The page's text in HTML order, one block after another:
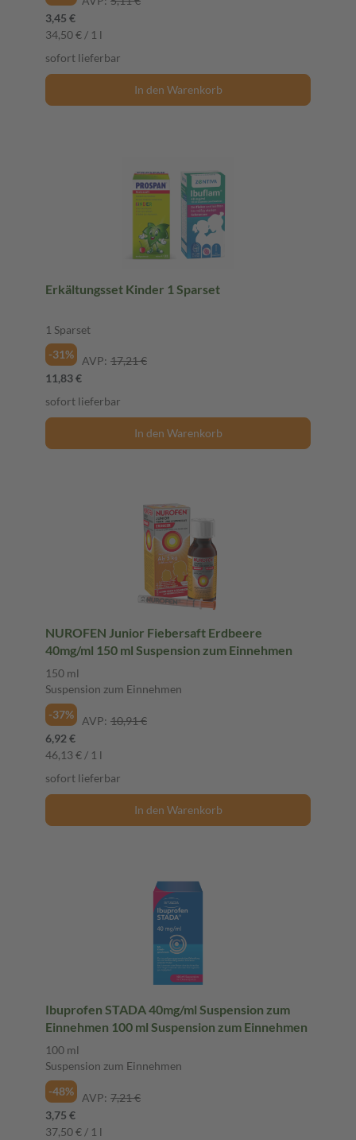
3,45 €
34,50 € / 1 l
sofort lieferbar
In den Warenkorb
Erkältungsset Kinder 1 Sparset
1 Sparset
-31%
AVP: 17,21 €
11,83 €
sofort lieferbar
In den Warenkorb
NUROFEN Junior Fiebersaft Erdbeere
40mg/ml 150 ml Suspension zum Einnehmen
150 ml
Suspension zum Einnehmen
-37%
AVP: 10,91 €
6,92 €
46,13 € / 1 l
sofort lieferbar
In den Warenkorb
Ibuprofen STADA 40mg/ml Suspension zum
Einnehmen 100 ml Suspension zum Einnehmen
100 ml
Suspension zum Einnehmen
-48%
AVP: 7,21 €
3,75 €
37,50 € / 1 l